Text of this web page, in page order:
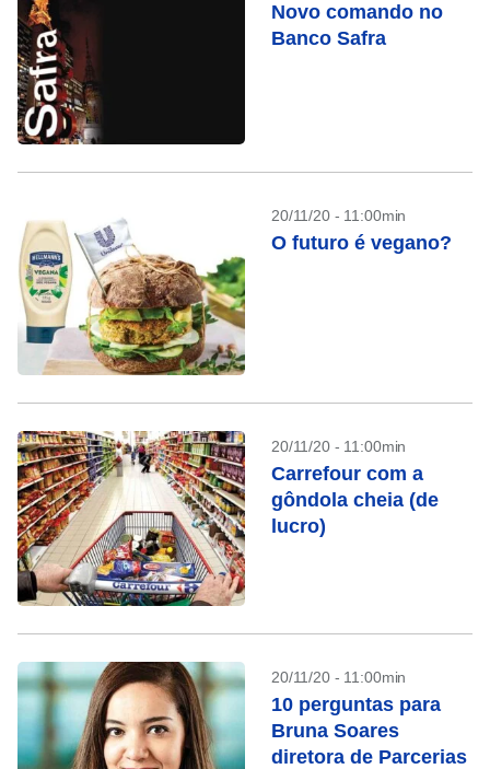
Novo comando no
Banco Safra
20/11/20 - 11:00min
O futuro é vegano?
20/11/20 - 11:00min
Carrefour com a
gôndola cheia (de
lucro)
20/11/20 - 11:00min
10 perguntas para
Bruna Soares
diretora de Parcerias